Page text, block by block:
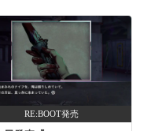
RE:BOOT発売